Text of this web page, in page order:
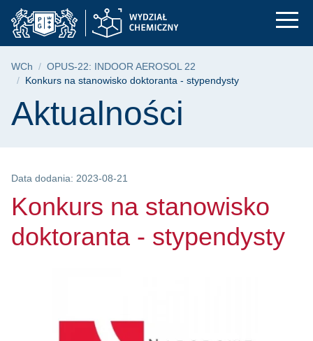
Przejdź
do
menu
Przejdź
do
wyszukiwarki
Przejdź
do
treści
Konkurs na
Ścieżka nawigacyjna
WCh
OPUS-22: INDOOR AEROSOL 22
Konkurs na stanowisko doktoranta - stypendysty
Treść strony
Aktualności
Data dodania: 2023-08-21
Konkurs na stanowisko
doktoranta - stypendysty